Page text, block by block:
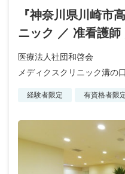
『神奈川県川崎市
ニック ／ 准看護
医療法人社団和啓会
メディクスクリニック溝の口
経験者限定 有資格者限